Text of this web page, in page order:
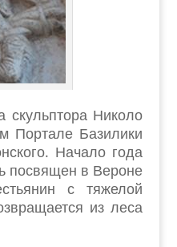
Николо
Портале Базилики
Начало года
посвящен в Вероне
с тяжелой
из леса